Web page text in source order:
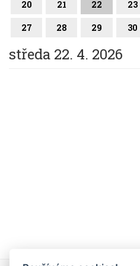
20 21 22 23
27 28 29 30
středa 22. 4. 2026